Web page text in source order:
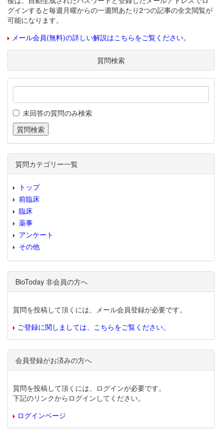
グインすると毎週月曜からの一週間あたり2つの記事の全文閲覧が
可能になります。
メール会員(無料)の詳しい解説はこちらをご覧ください。
質問検索
未回答の質問のみ検索
質問カテゴリー一覧
トップ
前臨床
臨床
薬事
アンケート
その他
BioToday 非会員の方へ
質問を投稿して頂くには、メール会員登録が必要です。
ご登録に関しましては、こちらをご覧ください。
会員登録がお済みの方へ
質問を投稿して頂くには、ログインが必要です。
下記のリンクからログインしてください。
ログインページ